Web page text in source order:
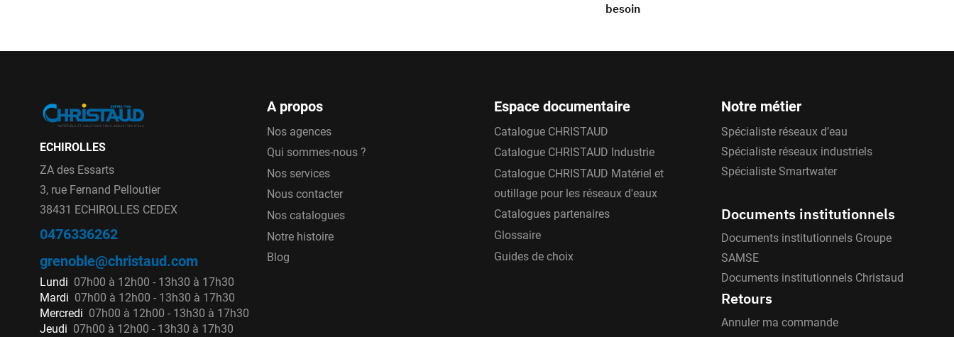
besoin
ECHIROLLES
ZA des Essarts
3, rue Fernand Pelloutier
38431 ECHIROLLES CEDEX
0476336262
grenoble@christaud.com
Lundi 07h00 à 12h00 - 13h30 à 17h30
Mardi 07h00 à 12h00 - 13h30 à 17h30
Mercredi 07h00 à 12h00 - 13h30 à 17h30
Jeudi 07h00 à 12h00 - 13h30 à 17h30
A propos
Nos agences
Qui sommes-nous ?
Nos services
Nous contacter
Nos catalogues
Notre histoire
Blog
Espace documentaire
Catalogue CHRISTAUD
Catalogue CHRISTAUD Industrie
Catalogue CHRISTAUD Matériel et
outillage pour les réseaux d'eaux
Catalogues partenaires
Glossaire
Guides de choix
Notre métier
Spécialiste réseaux d’eau
Spécialiste réseaux industriels
Spécialiste Smartwater
Documents institutionnels
Documents institutionnels Groupe
SAMSE
Documents institutionnels Christaud
Retours
Annuler ma commande